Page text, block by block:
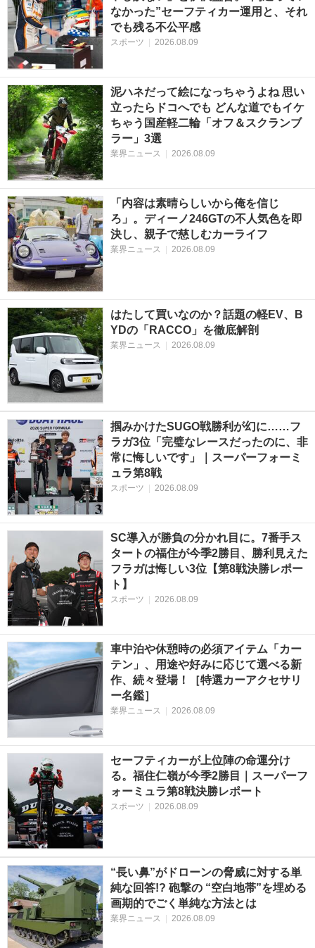
なかった”セーフティカー運用と、それ
でも残る不公平感
スポーツ 2026.08.09
泥ハネだって絵になっちゃうよね 思い
立ったらドコへでも どんな道でもイケ
ちゃう国産軽二輪「オフ＆スクランブ
ラー」3選
業界ニュース 2026.08.09
「内容は素晴らしいから俺を信じ
ろ」。ディーノ246GTの不人気色を即
決し、親子で慈しむカーライフ
業界ニュース | 2026.08.09
はたして買いなのか？話題の軽EV、B
YDの「RACCO」を徹底解剖
業界ニュース | 2026.08.09
掴みかけたSUGO戦勝利が幻に……フ
ラガ3位「完璧なレースだったのに、非
常に悔しいです」｜スーパーフォーミ
ュラ第8戦
スポーツ | 2026.08.09
SC導入が勝負の分かれ目に。7番手ス
タートの福住が今季2勝目、勝利見えた
フラガは悔しい3位【第8戦決勝レポー
ト】
スポーツ | 2026.08.09
車中泊や休憩時の必須アイテム「カー
テン」、用途や好みに応じて選べる新
作、続々登場！［特選カーアクセサリ
ー名鑑］
業界ニュース | 2026.08.09
セーフティカーが上位陣の命運分け
る。福住仁嶺が今季2勝目｜スーパーフ
ォーミュラ第8戦決勝レポート
スポーツ | 2026.08.09
“長い鼻”がドローンの脅威に対する単
純な回答!? 砲撃の “空白地帯”を埋める
画期的でごく単純な方法とは
業界ニュース | 2026.08.09